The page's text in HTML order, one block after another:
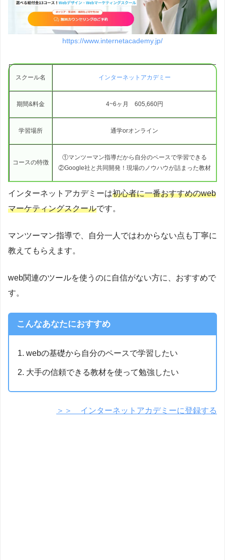
https://www.internetacademy.jp/
スクール名 インターネットアカデミー
期間&料金 4~6ヶ月 605,660円
学習場所 通学orオンライン
コースの特徴
①マンツーマン指導だから自分のペースで学習できる
②Google社と共同開発！現場のノウハウが詰まった教材
インターネットアカデミーは初心者に一番おすすめのweb
マーケティングスクールです。
マンツーマン指導で、自分一人ではわからない点も丁寧に
教えてもらえます。
web関連のツールを使うのに自信がない方に、おすすめで
す。
こんなあなたにおすすめ
webの基礎から自分のペースで学習したい
大手の信頼できる教材を使って勉強したい
＞＞ インターネットアカデミーに登録する